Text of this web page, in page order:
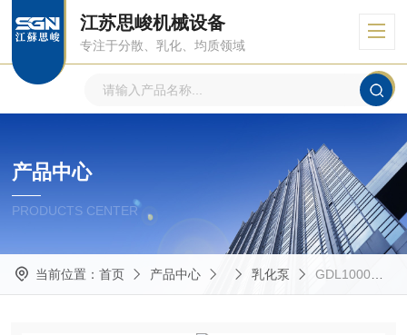
江苏思峻机械设备
专注于分散、乳化、均质领域
产品中心
PRODUCTS CENTER
当前位置： 首页 产品中心 乳化泵 GDL1000超高速乳化泵